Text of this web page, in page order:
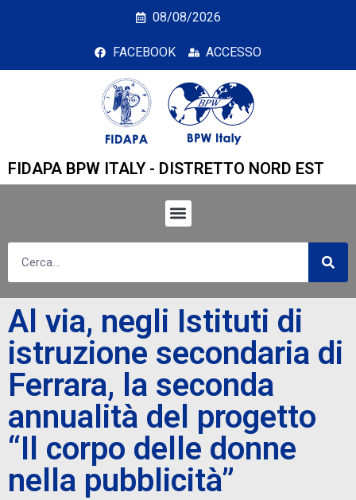
Al via, negli Istituti di
08/08/2026
FACEBOOK ACCESSO
FIDAPA BPW ITALY - DISTRETTO NORD EST
Al via, negli Istituti di
istruzione secondaria di
Ferrara, la seconda
annualità del progetto
“Il corpo delle donne
nella pubblicità”